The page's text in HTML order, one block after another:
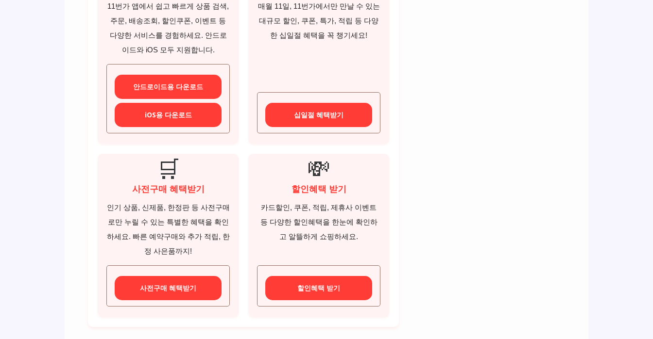
11번가 앱에서 쉽고 빠르게 상품 검색,
주문, 배송조회, 할인쿠폰, 이벤트 등
다양한 서비스를 경험하세요. 안드로
이드와 iOS 모두 지원합니다.
안드로이드용 다운로드
iOS용 다운로드
매월 11일, 11번가에서만 만날 수 있는
대규모 할인, 쿠폰, 특가, 적립 등 다양
한 십일절 혜택을 꼭 챙기세요!
십일절 혜택받기
🛒
사전구매 혜택받기
인기 상품, 신제품, 한정판 등 사전구매
로만 누릴 수 있는 특별한 혜택을 확인
하세요. 빠른 예약구매와 추가 적립, 한
정 사은품까지!
사전구매 혜택받기
💸
할인혜택 받기
카드할인, 쿠폰, 적립, 제휴사 이벤트
등 다양한 할인혜택을 한눈에 확인하
고 알뜰하게 쇼핑하세요.
할인혜택 받기